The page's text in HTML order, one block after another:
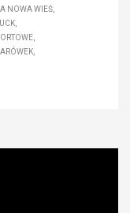
NOWA WIEŚ